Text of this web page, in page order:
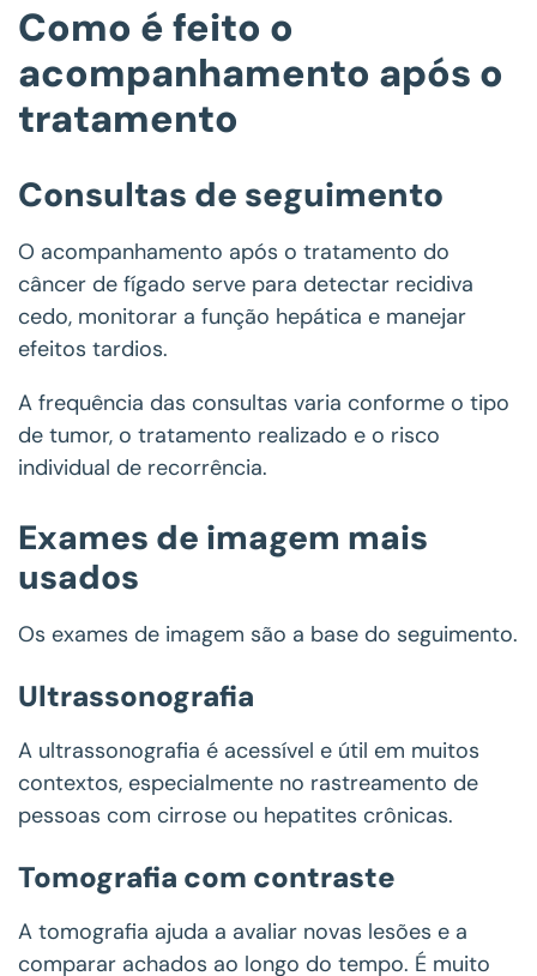
Como é feito o
acompanhamento após o
tratamento
Consultas de seguimento
O acompanhamento após o tratamento do
câncer de fígado serve para detectar recidiva
cedo, monitorar a função hepática e manejar
efeitos tardios.
A frequência das consultas varia conforme o tipo
de tumor, o tratamento realizado e o risco
individual de recorrência.
Exames de imagem mais
usados
Os exames de imagem são a base do seguimento.
Ultrassonografia
A ultrassonografia é acessível e útil em muitos
contextos, especialmente no rastreamento de
pessoas com cirrose ou hepatites crônicas.
Tomografia com contraste
A tomografia ajuda a avaliar novas lesões e a
comparar achados ao longo do tempo. É muito